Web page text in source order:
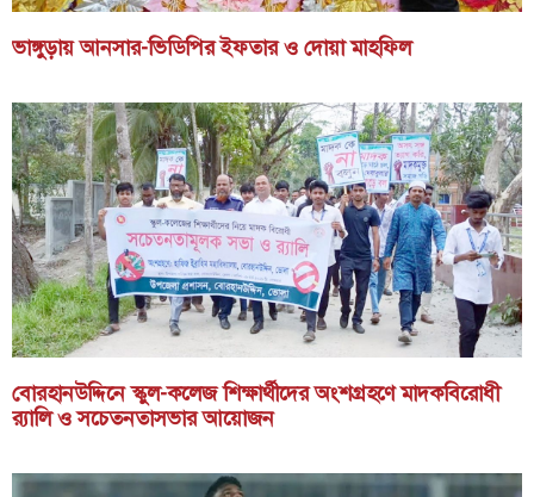
ভাঙ্গুড়ায় আনসার-ভিডিপির ইফতার ও দোয়া মাহফিল
বোরহানউদ্দিনে স্কুল-কলেজ শিক্ষার্থীদের অংশগ্রহণে মাদকবিরোধী
র‍্যালি ও সচেতনতাসভার আয়োজন